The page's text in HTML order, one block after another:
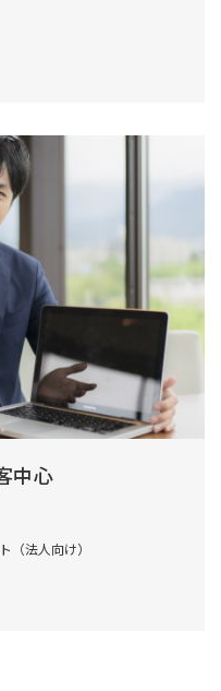
中心
（法人向け）